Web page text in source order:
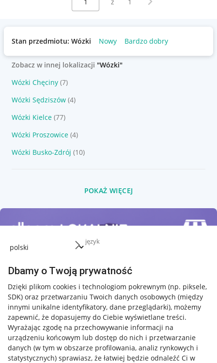
język
Dbamy o Twoją prywatność
Dzięki plikom cookies i technologiom pokrewnym (np. piksele,
SDK) oraz przetwarzaniu Twoich danych osobowych (między
innymi unikalne identyfikatory, dane przeglądarki), możemy
zapewnić, że dopasujemy do Ciebie wyświetlane treści.
Wyrażając zgodę na przechowywanie informacji na
urządzeniu końcowym lub dostęp do nich i przetwarzanie
danych (w tym w obszarze profilowania, analiz rynkowych i
statystycznych) sprawiasz, że łatwiej będzie odnaleźć Ci w
Stan przedmiotu: Wózki Nowy Bardzo dobry
Zobacz w innej lokalizacji "Wózki"
Wózki Chęciny (7)
Wózki Sędziszów (4)
Wózki Kielce (77)
Wózki Proszowice (4)
Wózki Busko-Zdrój (10)
POKAŻ WIĘCEJ